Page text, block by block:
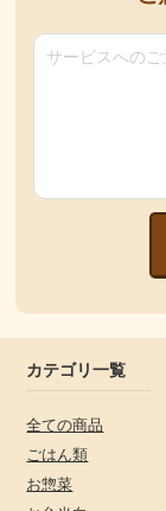
カテゴリ一覧
全ての商品
ごはん類
お惣菜